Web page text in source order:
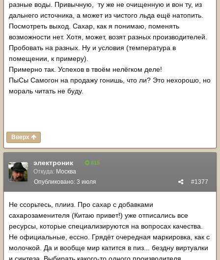
разные воды. Привычную, ту же не очищенную и вон ту, из
дальнего источника, а может из чистого льда ещё натопить.
Посмотреть выход. Сахар, как я понимаю, поменять
возможности нет. Хотя, может, возят разных производителей.
Пробовать на разных. Ну и условия (температура в
помещении, к примеру).
Примерно так. Успехов в твоём нелёгком деле!
ПыСы Самогон на продажу гонишь, что ли? Это нехорошо, но
мораль читать не буду.
Вверх
электроник 615
Откуда: Москва
#1377
Опубликовано: 3 июля
Не ссорьтесь, плииз. Про сахар с добавками
сахарозаменителя (Китаю привет!) уже отписались все
ресурсы, которые специализируются на вопросах качества.
Не официальные, ессно. Грядёт очередная маркировка, как с
молочкой. Да и вообще мир катится в пиз... бездну виртуалки